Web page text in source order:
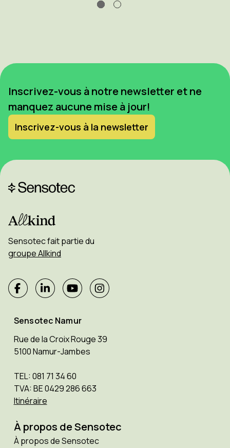
Inscrivez-vous à notre newsletter et ne
manquez aucune mise à jour!
Inscrivez-vous à la newsletter
Sensotec fait partie du
groupe Allkind
Sensotec Namur
Rue de la Croix Rouge 39
5100 Namur-Jambes
TEL: 081 71 34 60
TVA: BE 0429 286 663
Itinéraire
À propos de Sensotec
À propos de Sensotec